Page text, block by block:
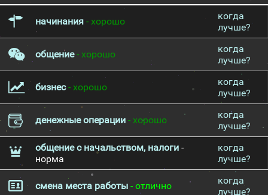
начинания - хорошо
когда
лучше?
общение- хорошо
когда
лучше?
бизнес- хорошо
когда
лучше?
денежные операции - хорошо
когда
лучше?
общение с начальством, налоги -
норма
когда
лучше?
смена места работы - отлично
когда
лучше?